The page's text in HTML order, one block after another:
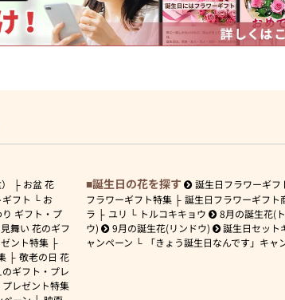
お盆 花
フト
お
り ギフト・プ
舞い 花のギフ
ント特集
敬老の日 花
ギフト・プレ
レゼント特集
誕生日の花を探す 誕生日フラワーギフ
フラワーギフト特集
誕生日フラワーギフト
ラ
ユリ トルコキキョウ
8月の誕生花(
ウ)
9月の誕生花(リンドウ) 誕生日セット
ャンペーン
「きょう誕生日なんです」キャ